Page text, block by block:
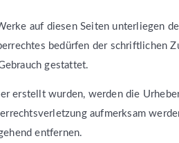
auf diesen Seiten unterliegen
bedürfen der
gestattet.
erstellt wurden, werden die
aufmerksam
entfernen.